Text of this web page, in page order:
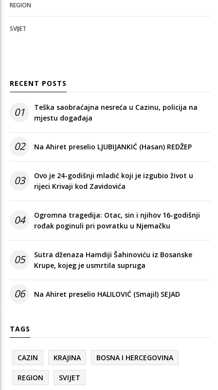
REGION
SVIJET
RECENT POSTS
01
Teška saobraćajna nesreća u Cazinu, policija na
mjestu događaja
02 Na Ahiret preselio LJUBIJANKIĆ (Hasan) REDŽEP
03
Ovo je 24-godišnji mladić koji je izgubio život u
rijeci Krivaji kod Zavidovića
04
Ogromna tragedija: Otac, sin i njihov 16-godišnji
rođak poginuli pri povratku u Njemačku
05
Sutra dženaza Hamdiji Šahinoviću iz Bosanske
Krupe, kojeg je usmrtila supruga
06 Na Ahiret preselio HALILOVIĆ (Smajil) SEJAD
TAGS
CAZIN KRAJINA BOSNA I HERCEGOVINA
REGION SVIJET